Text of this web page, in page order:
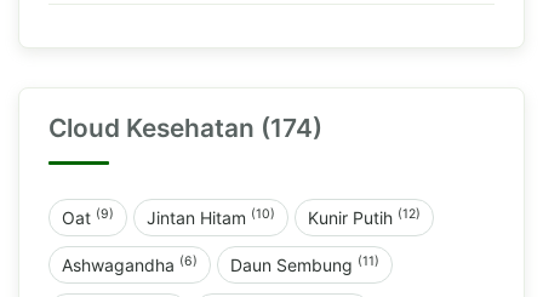
Cloud Kesehatan (174)
Oat (9) Jintan Hitam (10) Kunir Putih (12)
Ashwagandha (6) Daun Sembung (11)